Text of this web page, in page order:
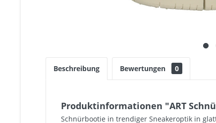
Beschreibung Bewertungen 0
Produktinformationen "ART
Schnürbootie in trendiger Sneakeroptik in